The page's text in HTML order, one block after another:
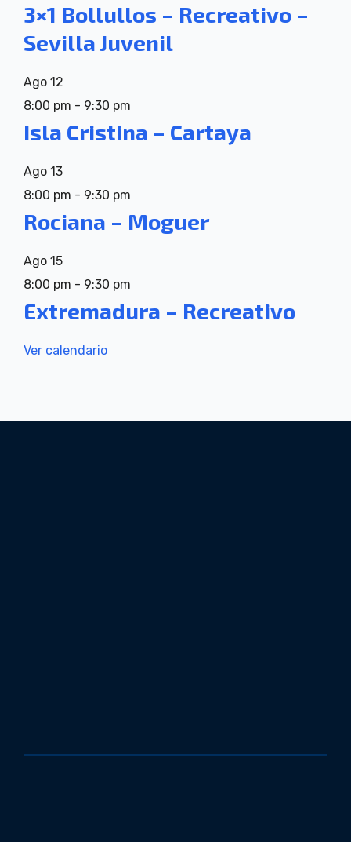
3×1 Bollullos – Recreativo –
Sevilla Juvenil
Ago 12
8:00 pm - 9:30 pm
Isla Cristina – Cartaya
Ago 13
8:00 pm - 9:30 pm
Rociana – Moguer
Ago 15
8:00 pm - 9:30 pm
Extremadura – Recreativo
Ver calendario